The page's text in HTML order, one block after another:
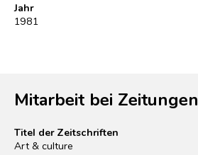
Jahr
1981
Mitarbeit bei Zeitungen
Titel der Zeitschriften
Art & culture